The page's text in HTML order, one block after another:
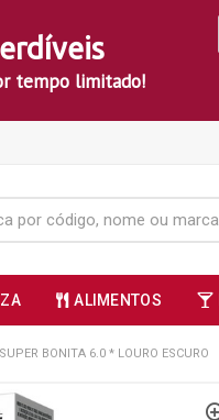
tempo limitado!
ALIMENTOS
BONITA 6.0 * LOURO ESCURO